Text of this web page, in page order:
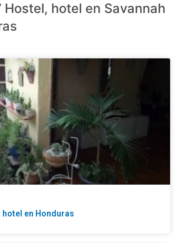
Hostel, hotel en Savannah
hotel en Honduras